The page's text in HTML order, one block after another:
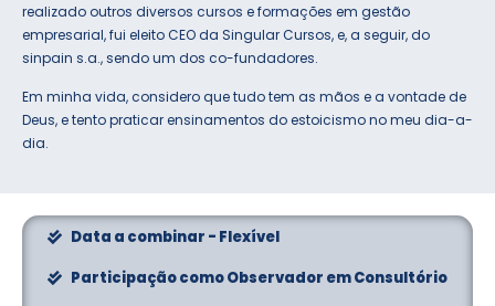
realizado outros diversos cursos e formações em gestão
empresarial, fui eleito CEO da Singular Cursos, e, a seguir, do
sinpain s.a., sendo um dos co-fundadores.
Em minha vida, considero que tudo tem as mãos e a vontade de
Deus, e tento praticar ensinamentos do estoicismo no meu dia-a-
dia.
Data a combinar - Flexível
Participação como Observador em Consultório